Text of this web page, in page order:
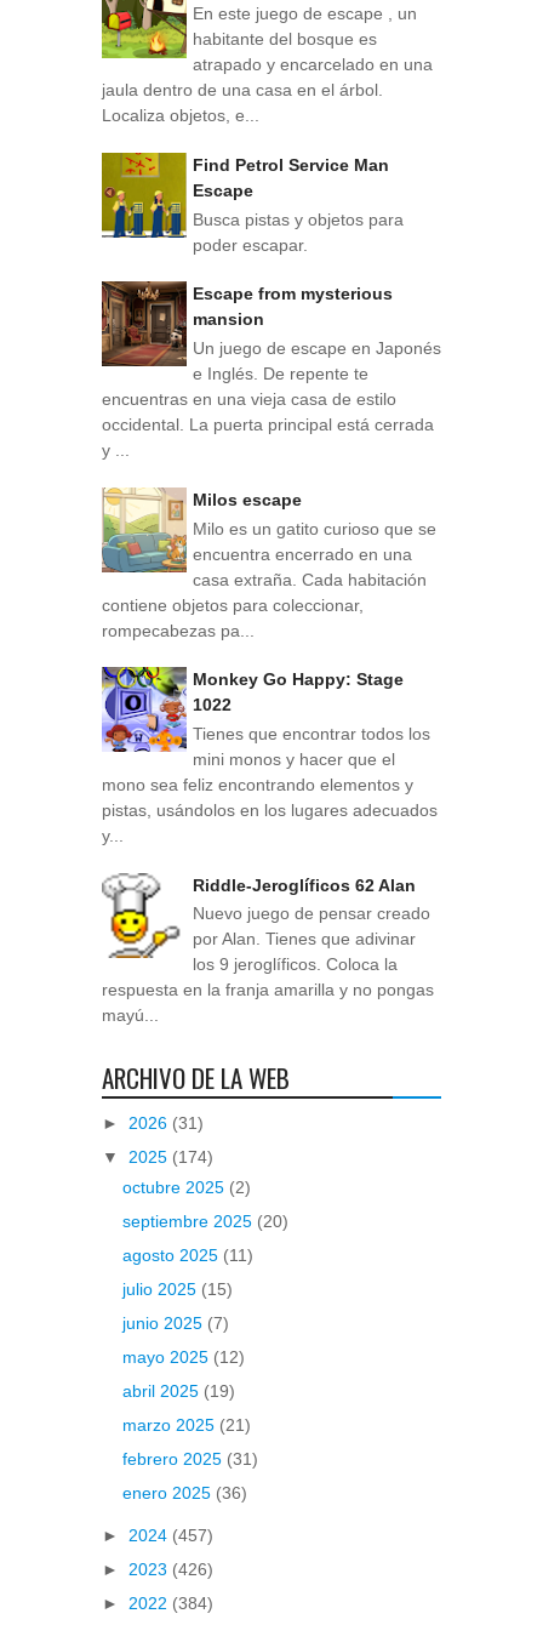
En este juego de escape , un
habitante del bosque es
atrapado y encarcelado en una
jaula dentro de una casa en el árbol.
Localiza objetos, e...
Find Petrol Service Man
Escape
Busca pistas y objetos para
poder escapar.
Escape from mysterious
mansion
Un juego de escape en Japonés
e Inglés. De repente te
encuentras en una vieja casa de estilo
occidental. La puerta principal está cerrada
y ...
Milos escape
Milo es un gatito curioso que se
encuentra encerrado en una
casa extraña. Cada habitación
contiene objetos para coleccionar,
rompecabezas pa...
Monkey Go Happy: Stage
1022
Tienes que encontrar todos los
mini monos y hacer que el
mono sea feliz encontrando elementos y
pistas, usándolos en los lugares adecuados
y...
Riddle-Jeroglíficos 62 Alan
Nuevo juego de pensar creado
por Alan. Tienes que adivinar
los 9 jeroglíficos. Coloca la
respuesta en la franja amarilla y no pongas
mayú...
ARCHIVO DE LA WEB
► 2026 (31)
▼ 2025 (174)
octubre 2025 (2)
septiembre 2025 (20)
agosto 2025 (11)
julio 2025 (15)
junio 2025 (7)
mayo 2025 (12)
abril 2025 (19)
marzo 2025 (21)
febrero 2025 (31)
enero 2025 (36)
► 2024 (457)
► 2023 (426)
► 2022 (384)